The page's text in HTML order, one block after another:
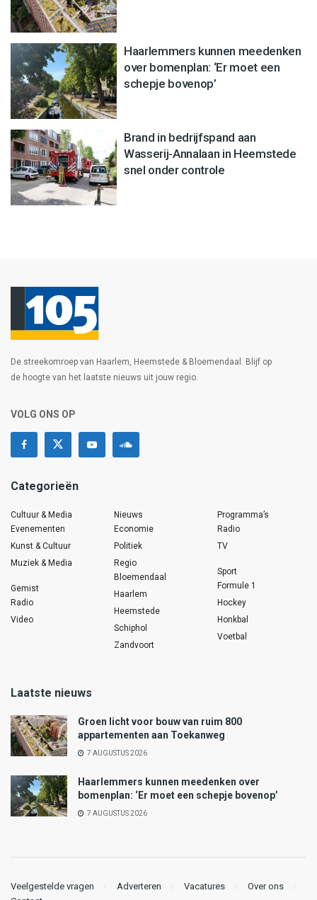
Haarlemmers kunnen meedenken
over bomenplan: ‘Er moet een
schepje bovenop’
Brand in bedrijfspand aan
Wasserij-Annalaan in Heemstede
snel onder controle
De streekomroep van Haarlem, Heemstede & Bloemendaal. Blijf op
de hoogte van het laatste nieuws uit jouw regio.
VOLG ONS OP
Categorieën
Cultuur & Media
Evenementen
Kunst & Cultuur
Muziek & Media
Gemist
Radio
Video
Nieuws
Economie
Politiek
Regio
Bloemendaal
Haarlem
Heemstede
Schiphol
Zandvoort
Programma’s
Radio
TV
Sport
Formule 1
Hockey
Honkbal
Voetbal
Laatste nieuws
Groen licht voor bouw van ruim 800
appartementen aan Toekanweg
7 AUGUSTUS 2026
Haarlemmers kunnen meedenken over
bomenplan: ‘Er moet een schepje bovenop’
7 AUGUSTUS 2026
Veelgestelde vragen Adverteren Vacatures
Over ons